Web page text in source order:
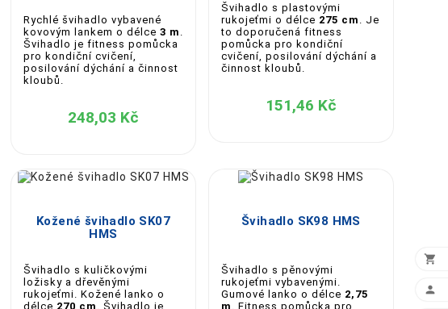
Rychlé švihadlo vybavené
kovovým lankem o délce 3 m
Švihadlo je fitness pomůcka
pro kondiční cvičení,
posilování dýchání a činnost
kloubů.
248,03 Kč
Švihadlo s plastovými
rukojeťmi o délce 275 cm
. Je
to doporučená fitness
pomůcka pro kondiční
cvičení, posilování dýchání a
činnost kloubů.
151,46 Kč
Kožené švihadlo SK07
HMS
Švihadlo s kuličkovými
ložisky a dřevěnými
rukojeťmi. Kožené lanko o
délce 270 cm
. Švihadlo je
Švihadlo SK98 HMS
Švihadlo s pěnovými
rukojeťmi vybavenými.
Gumové lanko o délce 2,75
m
. Fitness pomůcka pro

